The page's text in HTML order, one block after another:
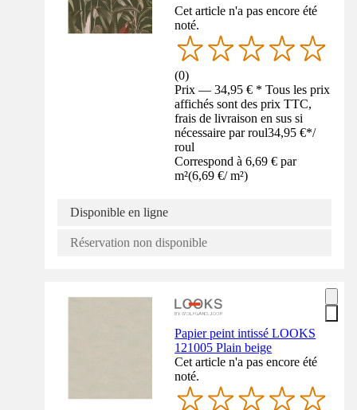
Cet article n'a pas encore été
noté.
(0)
Prix — 34,95 € * Tous les prix
affichés sont des prix TTC,
frais de livraison en sus si
nécessaire par roul34,95 €*/
roul
Correspond à 6,69 € par
m²(6,69 €/ m²)
Disponible en ligne
Réservation non disponible
Papier peint intissé LOOKS
121005 Plain beige
Cet article n'a pas encore été
noté.